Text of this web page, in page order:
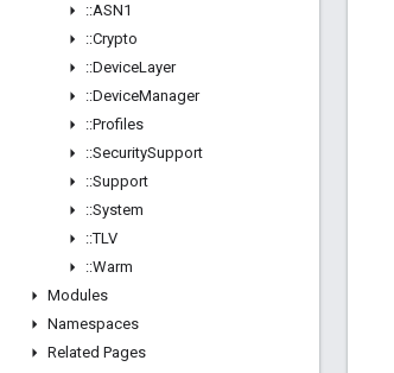
::ASN1
::Crypto
::DeviceLayer
::DeviceManager
::Profiles
::SecuritySupport
::Support
::System
::TLV
::Warm
Modules
Namespaces
Related Pages